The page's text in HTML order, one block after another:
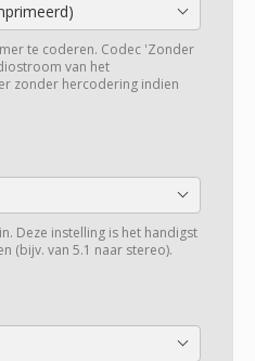
te coderen. Codec 'Zonder
van het
zonder hercodering indien
Deze instelling is het handigst
(bijv. van 5.1 naar stereo).